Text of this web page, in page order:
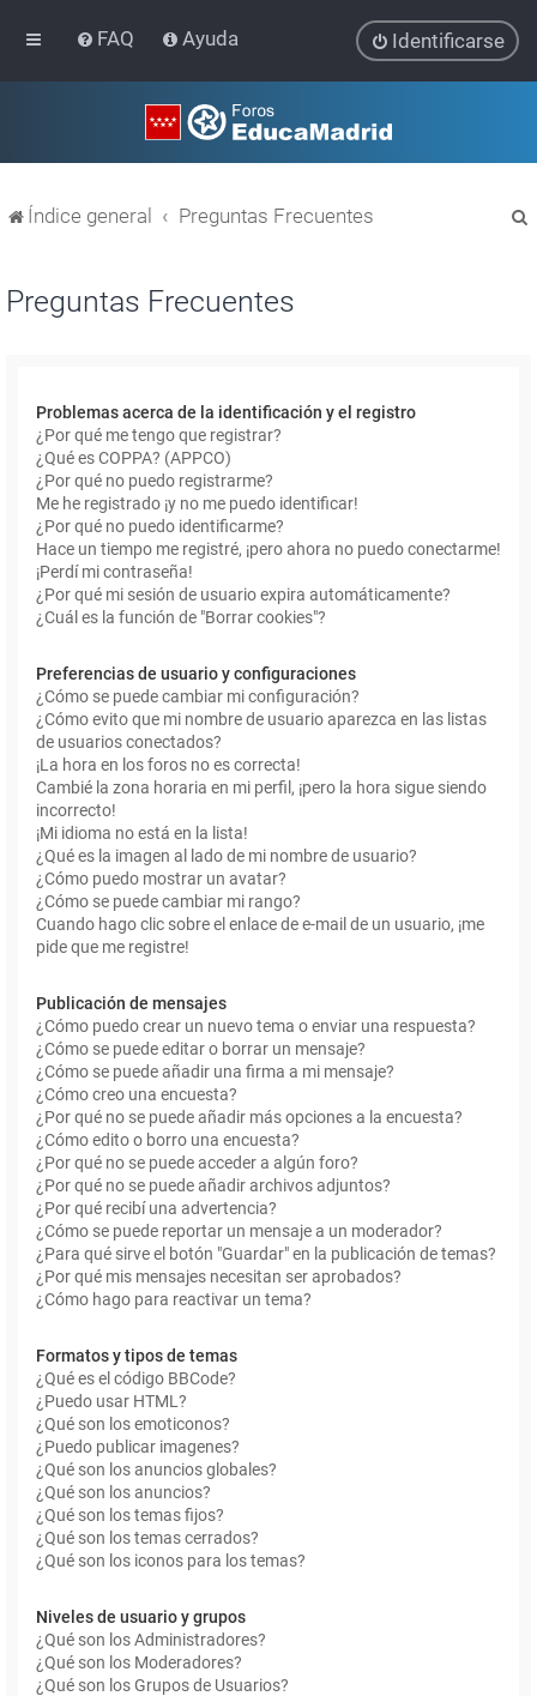
FAQ Ayuda Identificarse
Índice general Preguntas Frecuentes
Preguntas Frecuentes
Problemas acerca de la identificación y el registro
¿Por qué me tengo que registrar?
¿Qué es COPPA? (APPCO)
¿Por qué no puedo registrarme?
Me he registrado ¡y no me puedo identificar!
¿Por qué no puedo identificarme?
Hace un tiempo me registré, ¡pero ahora no puedo conectarme!
¡Perdí mi contraseña!
¿Por qué mi sesión de usuario expira automáticamente?
¿Cuál es la función de "Borrar cookies"?
Preferencias de usuario y configuraciones
¿Cómo se puede cambiar mi configuración?
¿Cómo evito que mi nombre de usuario aparezca en las listas
de usuarios conectados?
¡La hora en los foros no es correcta!
Cambié la zona horaria en mi perfil, ¡pero la hora sigue siendo
incorrecto!
¡Mi idioma no está en la lista!
¿Qué es la imagen al lado de mi nombre de usuario?
¿Cómo puedo mostrar un avatar?
¿Cómo se puede cambiar mi rango?
Cuando hago clic sobre el enlace de e-mail de un usuario, ¡me
pide que me registre!
Publicación de mensajes
¿Cómo puedo crear un nuevo tema o enviar una respuesta?
¿Cómo se puede editar o borrar un mensaje?
¿Cómo se puede añadir una firma a mi mensaje?
¿Cómo creo una encuesta?
¿Por qué no se puede añadir más opciones a la encuesta?
¿Cómo edito o borro una encuesta?
¿Por qué no se puede acceder a algún foro?
¿Por qué no se puede añadir archivos adjuntos?
¿Por qué recibí una advertencia?
¿Cómo se puede reportar un mensaje a un moderador?
¿Para qué sirve el botón "Guardar" en la publicación de temas?
¿Por qué mis mensajes necesitan ser aprobados?
¿Cómo hago para reactivar un tema?
Formatos y tipos de temas
¿Qué es el código BBCode?
¿Puedo usar HTML?
¿Qué son los emoticonos?
¿Puedo publicar imagenes?
¿Qué son los anuncios globales?
¿Qué son los anuncios?
¿Qué son los temas fijos?
¿Qué son los temas cerrados?
¿Qué son los iconos para los temas?
Niveles de usuario y grupos
¿Qué son los Administradores?
¿Qué son los Moderadores?
¿Qué son los Grupos de Usuarios?